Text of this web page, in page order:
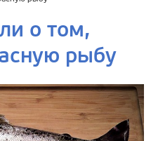
о том,
рыбу